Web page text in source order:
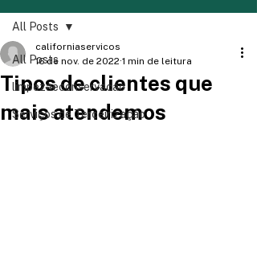
All Posts
limpezaeconservacao
Serviços de Terceirização
All Posts
Tipos de clientes que
mais atendemos
californiaservicos
16 de nov. de 2022 1 min de leitura